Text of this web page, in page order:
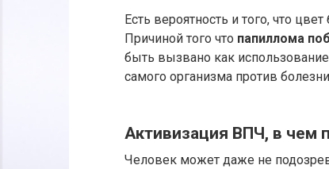
Есть вероятность и того, что
Причиной того что папиллома
быть вызвано как
самого организма против
Активизация ВПЧ, в чем
Человек может даже не